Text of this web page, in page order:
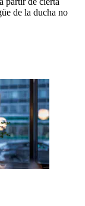
de la ducha no